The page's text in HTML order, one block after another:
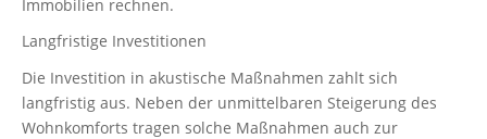
Immobilien rechnen.
Langfristige Investitionen
Die Investition in akustische Maßnahmen zahlt sich
langfristig aus. Neben der unmittelbaren Steigerung des
Wohnkomforts tragen solche Maßnahmen auch zur